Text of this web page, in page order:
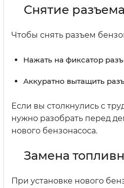
Снятие
Чтобы снять разъем
Нажать на фиксатор
Аккуратно вытащить
Если вы столкнулись с
нужно разобрать перед
нового бензонасоса.
Замена
При установке нового